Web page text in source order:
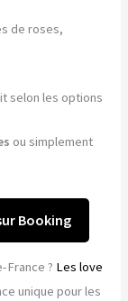
de roses,
selon les options
ou simplement
Booking
France ? Les love
unique pour les